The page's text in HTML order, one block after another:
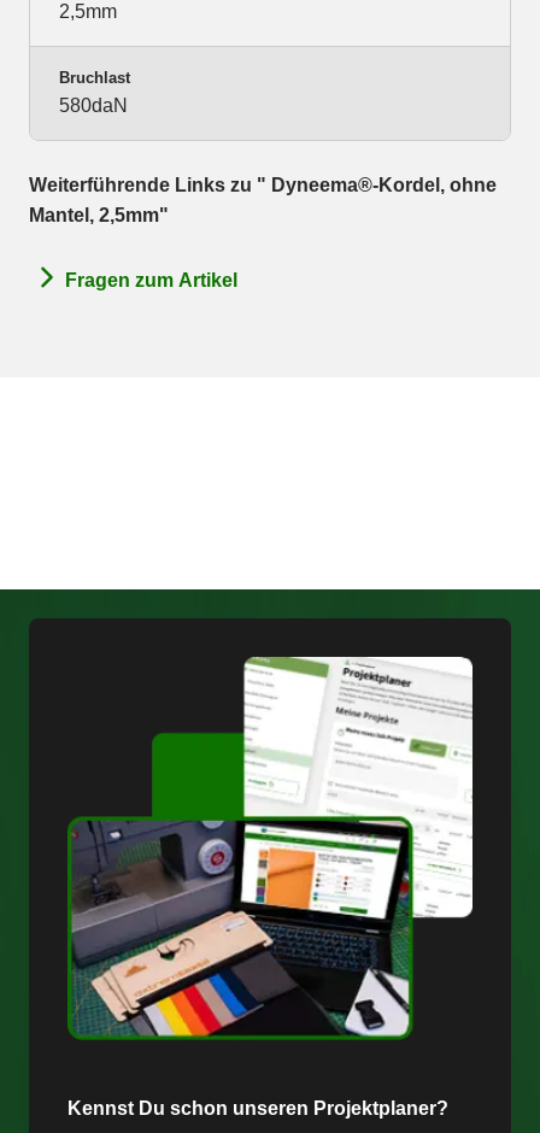
2,5mm
Bruchlast
580daN
Weiterführende Links zu " Dyneema®-Kordel, ohne
Mantel, 2,5mm"
Fragen zum Artikel
Kennst Du schon unseren Projektplaner?